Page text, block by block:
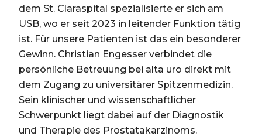
dem St. Claraspital spezialisierte er sich am
USB, wo er seit 2023 in leitender Funktion tätig
ist. Für unsere Patienten ist das ein besonderer
Gewinn. Christian Engesser verbindet die
persönliche Betreuung bei alta uro direkt mit
dem Zugang zu universitärer Spitzenmedizin.
Sein klinischer und wissenschaftlicher
Schwerpunkt liegt dabei auf der Diagnostik
und Therapie des Prostatakarzinoms.